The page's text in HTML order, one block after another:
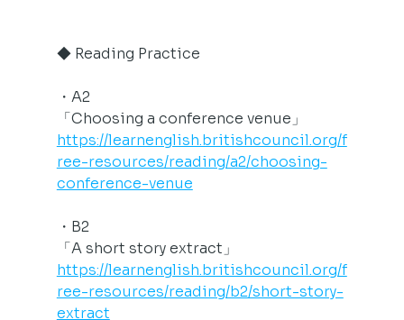
◆ Reading Practice
・A2
「Choosing a conference venue」
https://learnenglish.britishcouncil.org/f
ree-resources/reading/a2/choosing-
conference-venue
・B2
「A short story extract」
https://learnenglish.britishcouncil.org/f
ree-resources/reading/b2/short-story-
extract